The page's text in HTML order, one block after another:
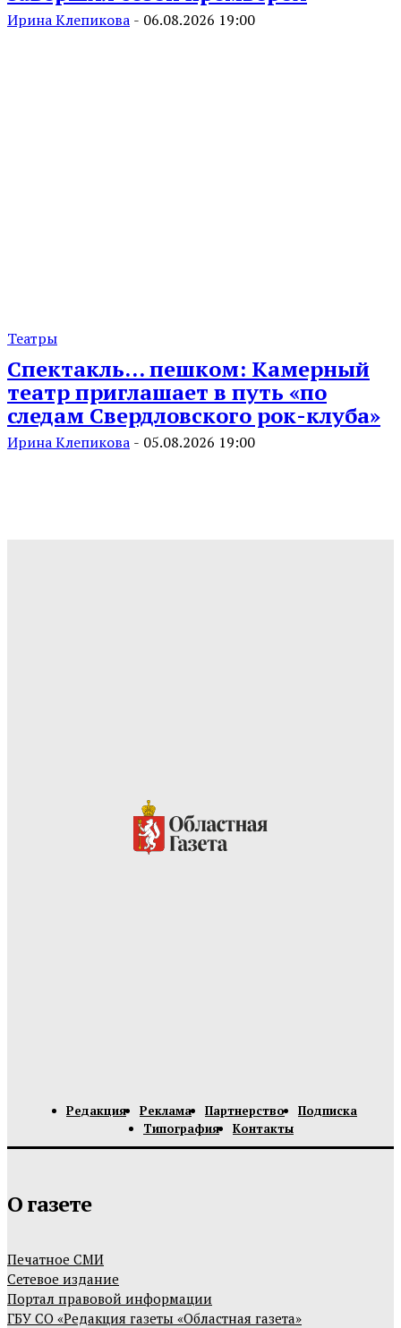
Ирина Клепикова - 06.08.2026 19:00
Театры
Спектакль… пешком: Камерный
театр приглашает в путь «по
следам Свердловского рок-клуба»
Ирина Клепикова - 05.08.2026 19:00
Редакция Реклама Партнерство
Подписка
Типография
Контакты
О газете
Печатное СМИ
Сетевое издание
Портал правовой информации
ГБУ СО «Редакция газеты «Областная газета»